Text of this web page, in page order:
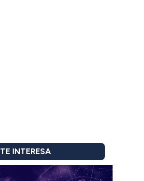
TE INTERESA